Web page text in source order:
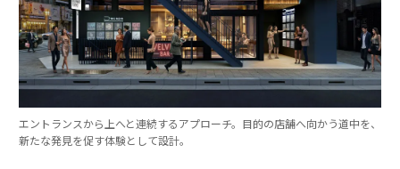
エントランスから上へと連続するアプローチ。目的の店舗へ向かう道中を、
新たな発見を促す体験として設計。